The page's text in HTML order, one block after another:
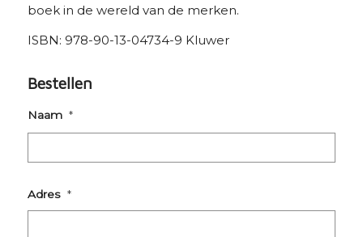
boek in de wereld van de merken.
ISBN: 978-90-13-04734-9 Kluwer
Bestellen
Naam *
Adres *